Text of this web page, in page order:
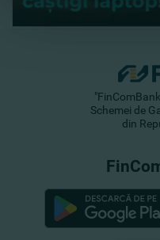
Schemei de
din